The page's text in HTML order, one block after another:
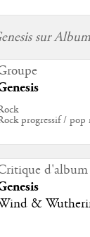
sur
progressif / pop
d'album
&